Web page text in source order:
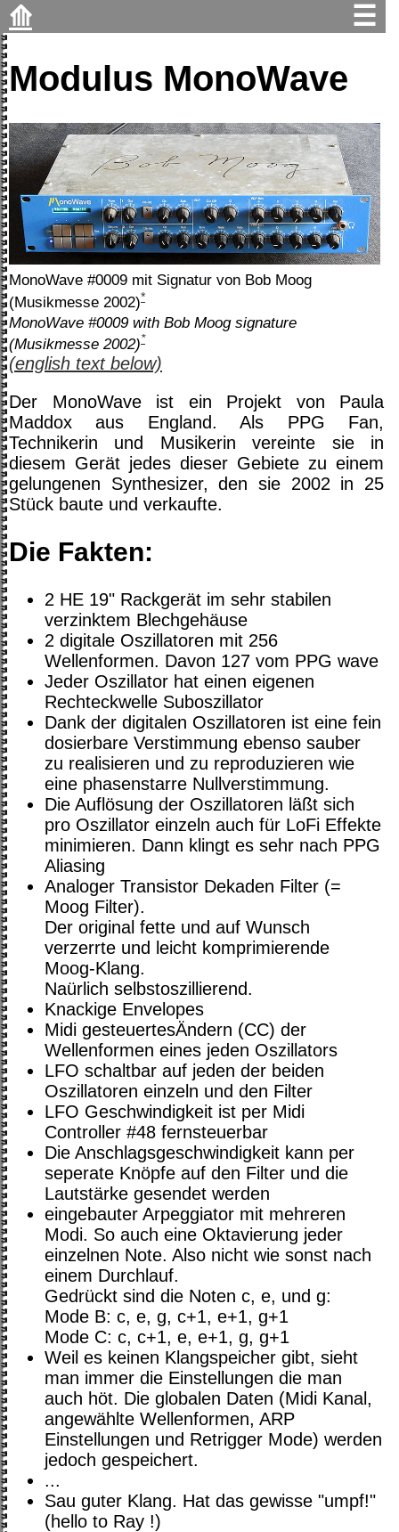
⟰ ☰
Modulus MonoWave
MonoWave #0009 mit Signatur von Bob Moog
(Musikmesse 2002)*
MonoWave #0009 with Bob Moog signature
(Musikmesse 2002)*
(english text below)
Der MonoWave ist ein Projekt von Paula
Maddox aus England. Als PPG Fan,
Technikerin und Musikerin vereinte sie in
diesem Gerät jedes dieser Gebiete zu einem
gelungenen Synthesizer, den sie 2002 in 25
Stück baute und verkaufte.
Die Fakten:
2 HE 19" Rackgerät im sehr stabilen
verzinktem Blechgehäuse
2 digitale Oszillatoren mit 256
Wellenformen. Davon 127 vom PPG wave
Jeder Oszillator hat einen eigenen
Rechteckwelle Suboszillator
Dank der digitalen Oszillatoren ist eine fein
dosierbare Verstimmung ebenso sauber
zu realisieren und zu reproduzieren wie
eine phasenstarre Nullverstimmung.
Die Auflösung der Oszillatoren läßt sich
pro Oszillator einzeln auch für LoFi Effekte
minimieren. Dann klingt es sehr nach PPG
Aliasing
Analoger Transistor Dekaden Filter (=
Moog Filter).
Der original fette und auf Wunsch
verzerrte und leicht komprimierende
Moog-Klang.
Naürlich selbstoszillierend.
Knackige Envelopes
Midi gesteuertesÄndern (CC) der
Wellenformen eines jeden Oszillators
LFO schaltbar auf jeden der beiden
Oszillatoren einzeln und den Filter
LFO Geschwindigkeit ist per Midi
Controller #48 fernsteuerbar
Die Anschlagsgeschwindigkeit kann per
seperate Knöpfe auf den Filter und die
Lautstärke gesendet werden
eingebauter Arpeggiator mit mehreren
Modi. So auch eine Oktavierung jeder
einzelnen Note. Also nicht wie sonst nach
einem Durchlauf.
Gedrückt sind die Noten c, e, und g:
Mode B: c, e, g, c+1, e+1, g+1
Mode C: c, c+1, e, e+1, g, g+1
Weil es keinen Klangspeicher gibt, sieht
man immer die Einstellungen die man
auch höt. Die globalen Daten (Midi Kanal,
angewählte Wellenformen, ARP
Einstellungen und Retrigger Mode) werden
jedoch gespeichert.
...
Sau guter Klang. Hat das gewisse "umpf!"
(hello to Ray !)